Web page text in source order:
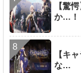
【驚
か…！
【キ
な…